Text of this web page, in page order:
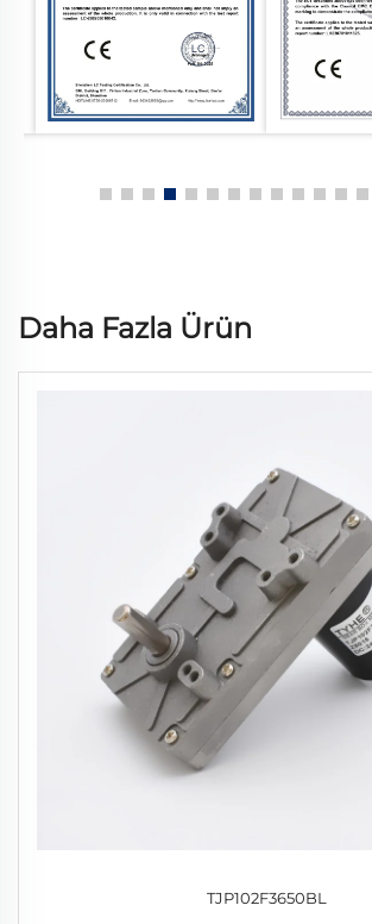
Daha Fazla Ürün
TJP102F3650BL